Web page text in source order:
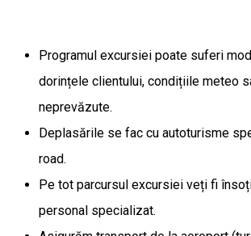
Programul excursiei poate suferi
dorințele clientului, condițiile meteo
neprevăzute.
Deplasările se fac cu autoturisme
road.
Pe tot parcursul excursiei veți fi
personal specializat.